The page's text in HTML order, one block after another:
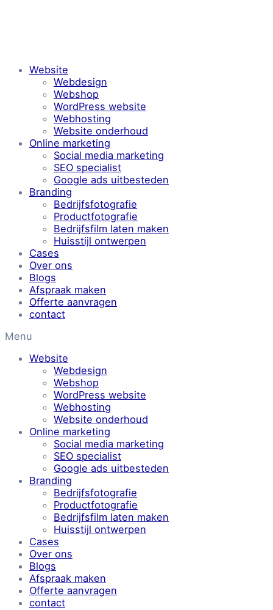
Website
Webdesign
Webshop
WordPress website
Webhosting
Website onderhoud
Online marketing
Social media marketing
SEO specialist
Google ads uitbesteden
Branding
Bedrijfsfotografie
Productfotografie
Bedrijfsfilm laten maken
Huisstijl ontwerpen
Cases
Over ons
Blogs
Afspraak maken
Offerte aanvragen
contact
Menu
Website
Webdesign
Webshop
WordPress website
Webhosting
Website onderhoud
Online marketing
Social media marketing
SEO specialist
Google ads uitbesteden
Branding
Bedrijfsfotografie
Productfotografie
Bedrijfsfilm laten maken
Huisstijl ontwerpen
Cases
Over ons
Blogs
Afspraak maken
Offerte aanvragen
contact